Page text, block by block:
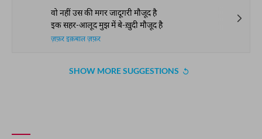
वो नहीं उस की मगर जादूगरी मौजूद है
इक सहर-आलूद मुझ में बे-ख़ुदी मौजूद है
ज़फ़र इक़बाल ज़फ़र
SHOW MORE SUGGESTIONS